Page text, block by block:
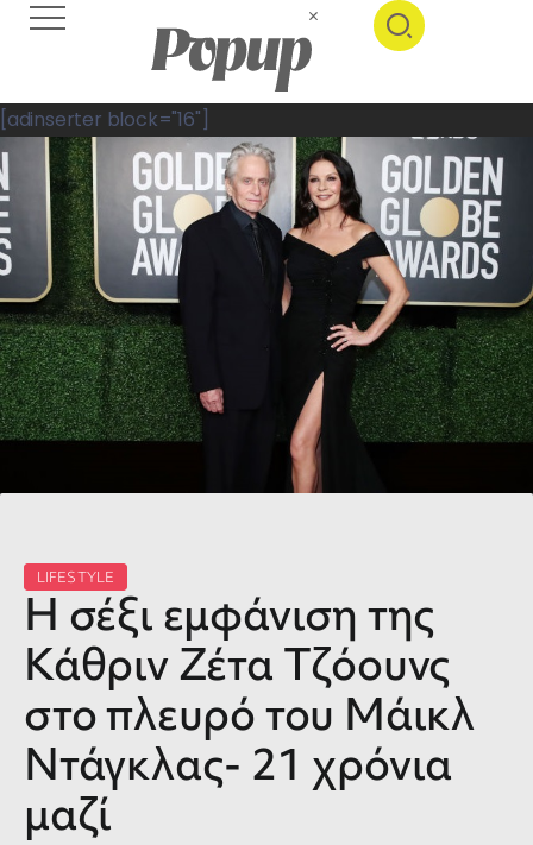
[adinserter block="16"]
LIFESTYLE
Η σέξι εμφάνιση της
Κάθριν Ζέτα Τζόουνς
στο πλευρό του Μάικλ
Ντάγκλας- 21 χρόνια
μαζί